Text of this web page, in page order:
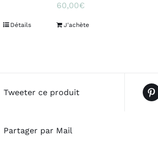
Détails
60,00€
J'achète
Tweeter ce produit
Partager par Mail